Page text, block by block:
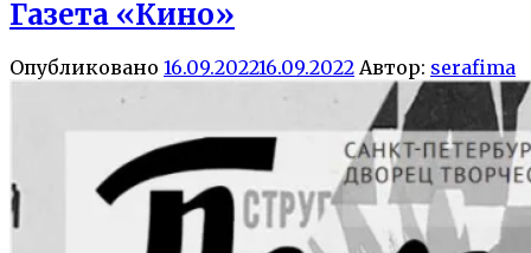
Газета «Кино»
Опубликовано 16.09.202216.09.2022 Автор: serafima